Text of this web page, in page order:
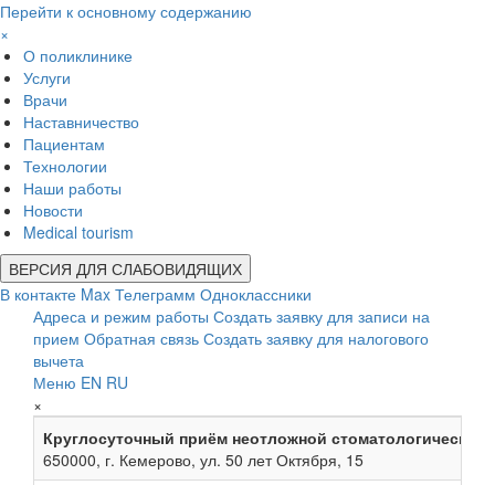
Перейти к основному содержанию
×
О поликлинике
Услуги
Врачи
Наставничество
Пациентам
Технологии
Наши работы
Новости
Medical tourism
ВЕРСИЯ ДЛЯ СЛАБОВИДЯЩИХ
В контакте Max Телеграмм Одноклассники
Адреса и режим работы Создать заявку для записи на
прием Обратная связь Создать заявку для налогового
вычета
Меню EN RU
×
Круглосуточный приём неотложной
650000, г. Кемерово, ул. 50 лет Октября, 15